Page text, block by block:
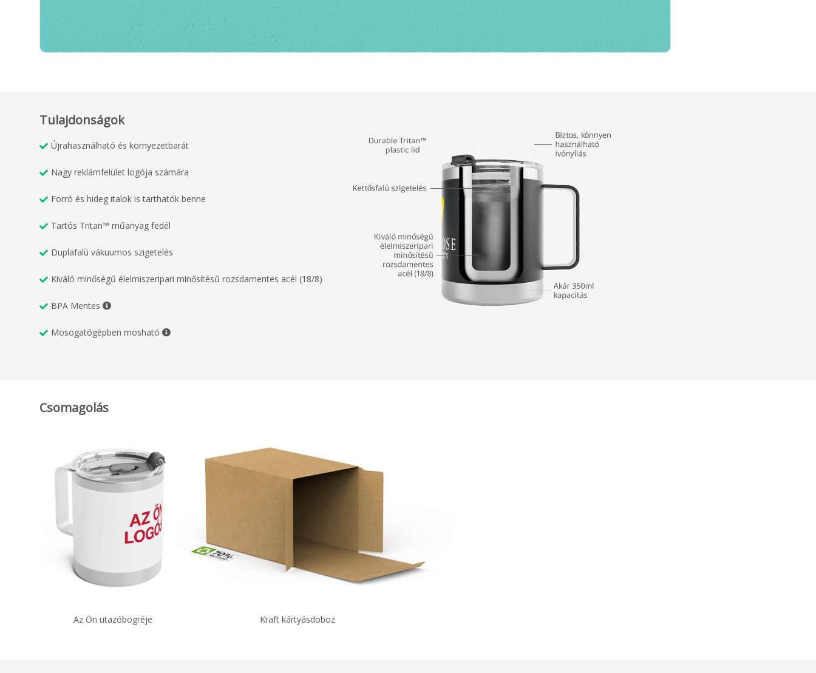
Tulajdonságok
Újrahasználható és környezetbarát
Nagy reklámfelület logója számára
Forró és hideg italok is tarthatók benne
Tartós Tritan™ műanyag fedél
Duplafalú vákuumos szigetelés
Kiváló minőségű élelmiszeripari minősítésű rozsdamentes acél (18/8)
BPA Mentes
Mosogatógépben mosható
Csomagolás
Az Ön utazóbögréje Kraft kártyásdoboz